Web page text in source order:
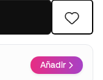
Añadir